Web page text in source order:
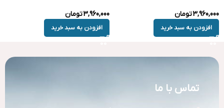
3,960,000تومان
افزودن به سبد خرید
3,960,000تومان
افزودن به سبد خرید
تماس با ما